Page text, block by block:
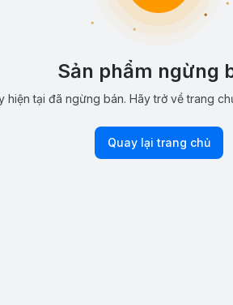
Sản phẩm ngừng
hiện tại đã ngừng bán. Hãy trở về trang
Quay lại trang chủ